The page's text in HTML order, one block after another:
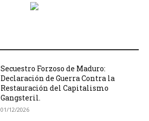
Secuestro Forzoso de Maduro:
Declaración de Guerra Contra la
Restauración del Capitalismo
Gangsteril.
01/12/2026